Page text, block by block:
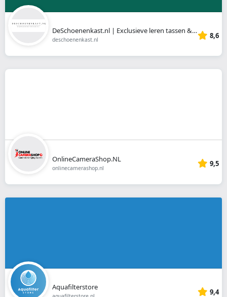
DeSchoenenkast.nl | Exclusieve leren tassen & accessoires
deschoenenkast.nl 8,6
OnlineCameraShop.NL
onlinecamerashop.nl 9,5
Aquafilterstore
9,4